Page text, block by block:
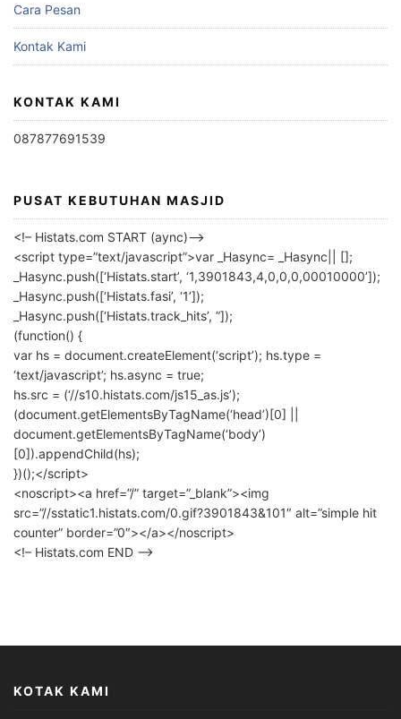
Cara Pesan
Kontak Kami
KONTAK KAMI
087877691539
PUSAT KEBUTUHAN MASJID
<!– Histats.com START (aync)–>
<script type=”text/javascript”>var _Hasync= _Hasync|| [];
_Hasync.push([‘Histats.start’, ‘1,3901843,4,0,0,0,00010000’]);
_Hasync.push([‘Histats.fasi’, ‘1’]);
_Hasync.push([‘Histats.track_hits’, ”]);
(function() {
var hs = document.createElement(‘script’); hs.type =
‘text/javascript’; hs.async = true;
hs.src = (‘//s10.histats.com/js15_as.js’);
(document.getElementsByTagName(‘head’)[0] ||
document.getElementsByTagName(‘body’)
[0]).appendChild(hs);
})();</script>
<noscript><a href=”/” target=”_blank”><img
src=”//sstatic1.histats.com/0.gif?3901843&101″ alt=”simple hit
counter” border=”0″></a></noscript>
<!– Histats.com END –>
KOTAK KAMI